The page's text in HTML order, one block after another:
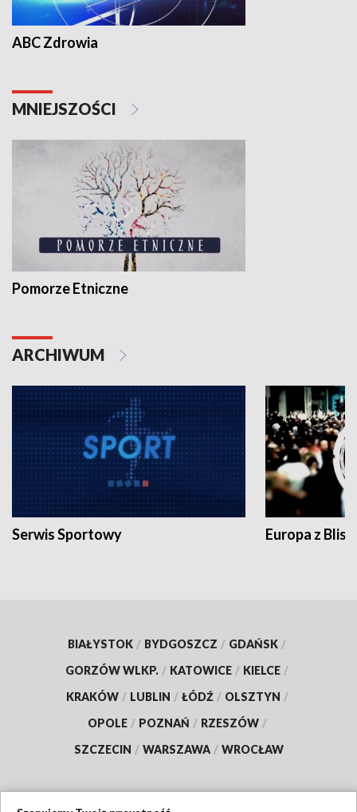
ABC Zdrowia
MNIEJSZOŚCI
Pomorze Etniczne
ARCHIWUM
Serwis Sportowy Europa z
BIAŁYSTOK / BYDGOSZCZ / GDAŃSK /
GORZÓW WLKP. / KATOWICE / KIELCE /
KRAKÓW / LUBLIN / ŁÓDŹ / OLSZTYN /
OPOLE / POZNAŃ / RZESZÓW /
SZCZECIN / WARSZAWA / WROCŁAW